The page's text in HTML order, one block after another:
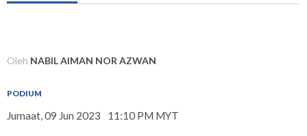
Oleh NABIL AIMAN NOR AZWAN
PODIUM
Jumaat, 09 Jun 2023 11:10 PM MYT